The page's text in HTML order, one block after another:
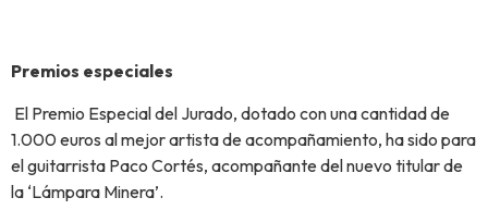
Premios especiales
El Premio Especial del Jurado, dotado con una cantidad de
1.000 euros al mejor artista de acompañamiento, ha sido para
el guitarrista Paco Cortés, acompañante del nuevo titular de
la ‘Lámpara Minera’.